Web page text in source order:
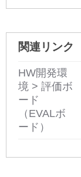
関連リンク
HW開発環
境 > 評価ボ
ード
（EVALボ
ード）